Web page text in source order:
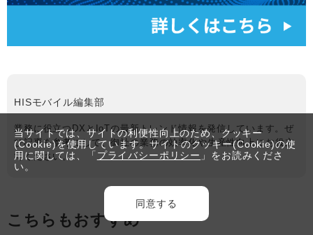
HISモバイル編集部
業務に役立つDXとIoTの最新トレンド情報を発信しています。ぜ
ひ記事を参考にして、御社の業務の効率化や生産性向上にお役立
てください。
こちらもおすすめ
当サイトでは、サイトの利便性向上のため、クッキー
(Cookie)を使用しています。サイトのクッキー(Cookie)の使
用に関しては、「 プライバシーポリシー 」をお読みくださ
い。
同意する